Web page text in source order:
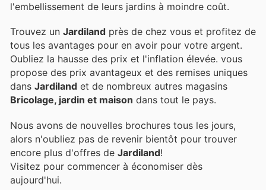
l'embellissement de leurs jardins à moindre coût.
Trouvez un Jardiland près de chez vous et profitez de
tous les avantages pour en avoir pour votre argent.
Oubliez la hausse des prix et l'inflation élevée. vous
propose des prix avantageux et des remises uniques
dans Jardiland et de nombreux autres magasins
Bricolage, jardin et maison dans tout le pays.
Nous avons de nouvelles brochures tous les jours,
alors n'oubliez pas de revenir bientôt pour trouver
encore plus d'offres de Jardiland!
Visitez pour commencer à économiser dès
aujourd'hui.